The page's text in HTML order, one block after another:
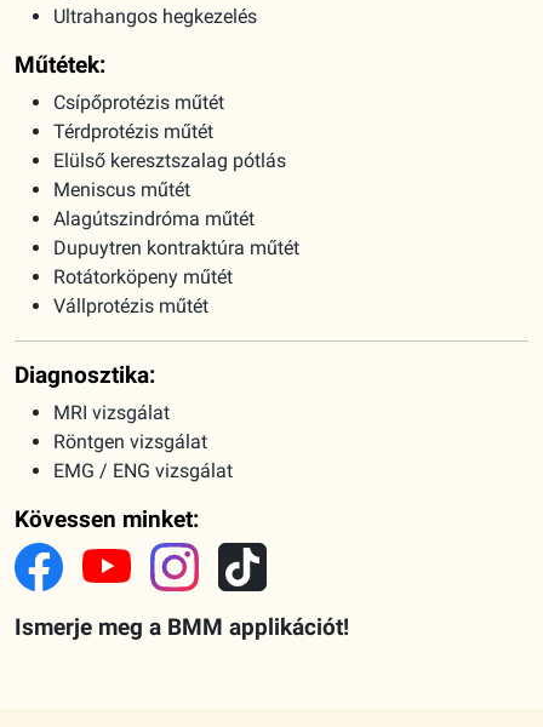
Ultrahangos hegkezelés
Műtétek:
Csípőprotézis műtét
Térdprotézis műtét
Elülső keresztszalag pótlás
Meniscus műtét
Alagútszindróma műtét
Dupuytren kontraktúra műtét
Rotátorköpeny műtét
Vállprotézis műtét
Diagnosztika:
MRI vizsgálat
Röntgen vizsgálat
EMG / ENG vizsgálat
Kövessen minket:
Ismerje meg a BMM applikációt!